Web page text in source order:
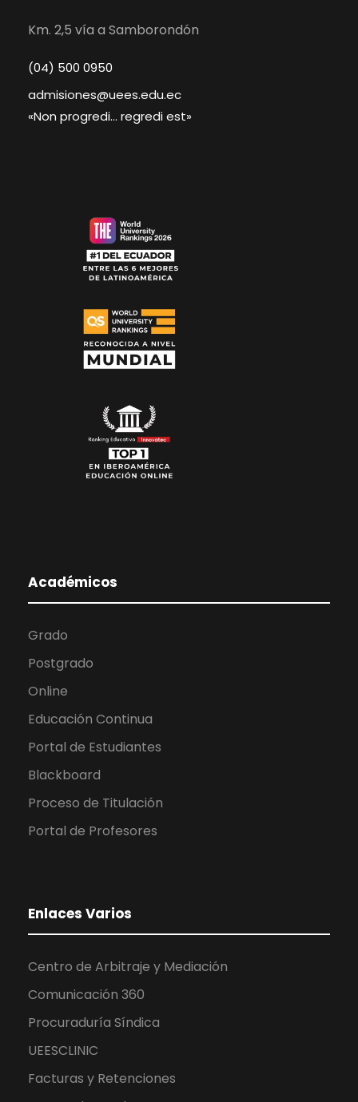
Km. 2,5 vía a Samborondón
(04) 500 0950
admisiones@uees.edu.ec
«Non progredi… regredi est»
Académicos
Grado
Postgrado
Online
Educación Continua
Portal de Estudiantes
Blackboard
Proceso de Titulación
Portal de Profesores
Enlaces Varios
Centro de Arbitraje y Mediación
Comunicación 360
Procuraduría Síndica
UEESCLINIC
Facturas y Retenciones